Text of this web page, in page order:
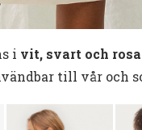
i vit, svart och rosa
till vår och